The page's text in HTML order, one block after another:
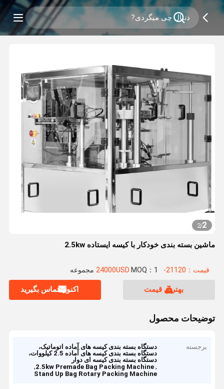
2
/
2
ماشین بسته بندی خودکار با کیسه ایستاده 2.5kw
قیمت：21120-24000USD MOQ：1 مجموعه
بهترین قیمت اکنون تماس بگیرید
توضیحات محصول
برجسته
دستگاه بسته بندی کیسه های آماده اتوماتیک،
دستگاه بسته بندی کیسه های آماده 2.5 کیلووات،
دستگاه بسته بندی کیسه ای دوار
,
2.5kw Premade Bag Packing Machine
,
Stand Up Bag Rotary Packing Machine